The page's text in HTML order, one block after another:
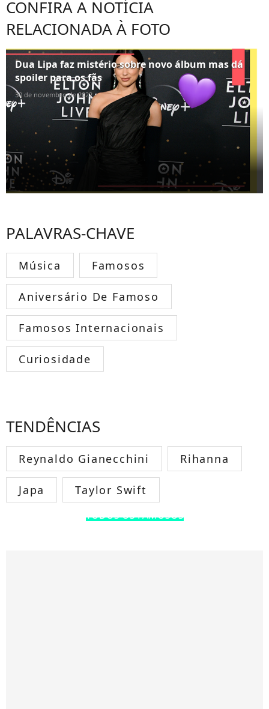
CONFIRA A NOTÍCIA
RELACIONADA À FOTO
Dua Lipa faz mistério sobre novo álbum mas dá
spoiler para os fãs
30 de novembro de 2022
PALAVRAS-CHAVE
Música Famosos
Aniversário De Famoso
Famosos Internacionais
Curiosidade
TENDÊNCIAS
Reynaldo Gianecchini Rihanna
Japa Taylor Swift
TODOS OS FAMOSOS